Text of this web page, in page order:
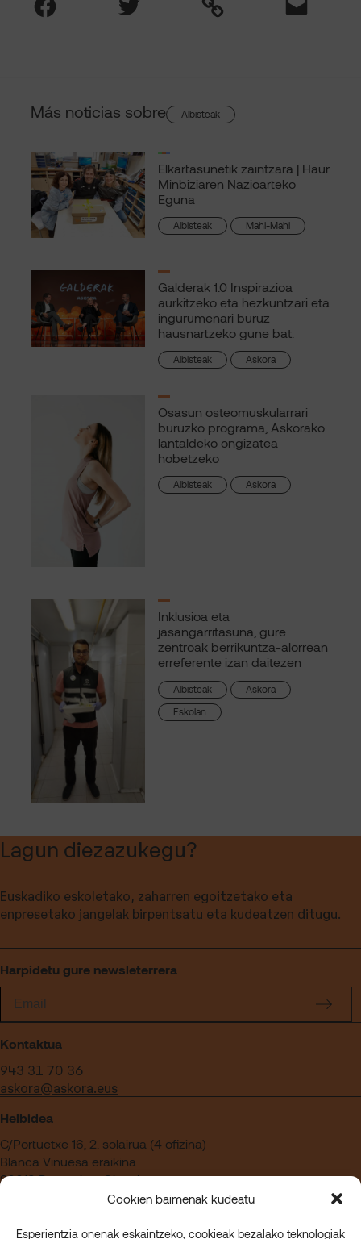
Cookien baimenak kudeatu
Esperientzia onenak eskaintzeko, cookieak bezalako teknologiak
Más noticias sobre Albisteak
Elkartasunetik zaintzara | Haur
Minbiziaren Nazioarteko
Eguna
Albisteak Mahi-Mahi
Galderak 1.0 Inspirazioa
aurkitzeko eta hezkuntzari eta
ingurumenari buruz
hausnartzeko gune bat.
Albisteak Askora
Osasun osteomuskularrari
buruzko programa, Askorako
lantaldeko ongizatea
hobetzeko
Albisteak Askora
Inklusioa eta
jasangarritasuna, gure
zentroak berrikuntza-alorrean
erreferente izan daitezen
Albisteak
Askora
Eskolan
Lagun diezazukegu?
Euskadiko eskoletako, zaharren egoitzetako eta
enpresetako jangelak birpentsatu eta kudeatzen ditugu.
Harpidetu gure newsleterrera
Kontaktua
943 31 70 36
askora@askora.eus
Helbidea
C/Portuetxe 16, 2. solairua (4 ofizina)
Blanca Vinuesa eraikina
20018 Donostia – Gipuzkoa
Askoran lan egin nahi duzu?